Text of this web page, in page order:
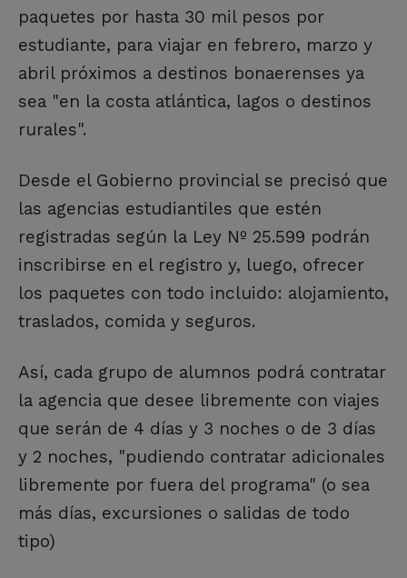
paquetes por hasta 30 mil pesos por
estudiante, para viajar en febrero, marzo y
abril próximos a destinos bonaerenses ya
sea "en la costa atlántica, lagos o destinos
rurales".
Desde el Gobierno provincial se precisó que
las agencias estudiantiles que estén
registradas según la Ley Nº 25.599 podrán
inscribirse en el registro y, luego, ofrecer
los paquetes con todo incluido: alojamiento,
traslados, comida y seguros.
Así, cada grupo de alumnos podrá contratar
la agencia que desee libremente con viajes
que serán de 4 días y 3 noches o de 3 días
y 2 noches, "pudiendo contratar adicionales
libremente por fuera del programa" (o sea
más días, excursiones o salidas de todo
tipo)